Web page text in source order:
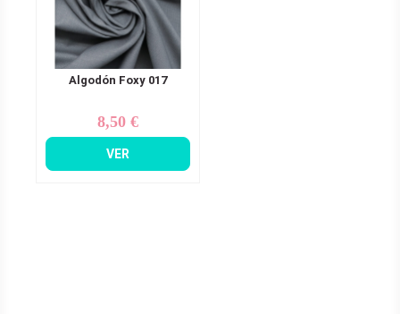
Algodón Foxy 017
Precio
8,50 €
VER